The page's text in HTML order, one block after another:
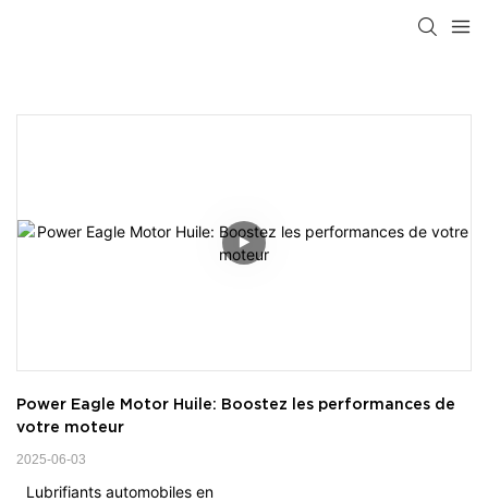
Power Eagle Motor Huile: Boostez les performances de
votre moteur
2025-06-03
Lubrifiants automobiles en